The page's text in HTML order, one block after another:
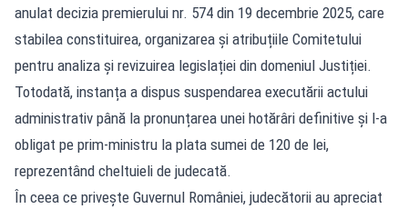
anulat decizia premierului nr. 574 din 19 decembrie 2025, care
stabilea constituirea, organizarea și atribuțiile Comitetului
pentru analiza și revizuirea legislației din domeniul Justiției.
Totodată, instanța a dispus suspendarea executării actului
administrativ până la pronunțarea unei hotărâri definitive și l-a
obligat pe prim-ministru la plata sumei de 120 de lei,
reprezentând cheltuieli de judecată.
În ceea ce privește Guvernul României, judecătorii au apreciat